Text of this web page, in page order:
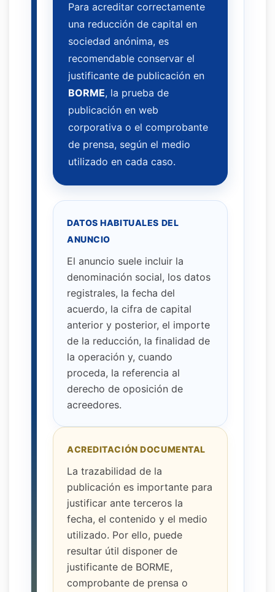
Para acreditar correctamente
una reducción de capital en
sociedad anónima, es
recomendable conservar el
justificante de publicación en
BORME, la prueba de
publicación en web
corporativa o el comprobante
de prensa, según el medio
utilizado en cada caso.
DATOS HABITUALES DEL
ANUNCIO
El anuncio suele incluir la
denominación social, los datos
registrales, la fecha del
acuerdo, la cifra de capital
anterior y posterior, el importe
de la reducción, la finalidad de
la operación y, cuando
proceda, la referencia al
derecho de oposición de
acreedores.
ACREDITACIÓN DOCUMENTAL
La trazabilidad de la
publicación es importante para
justificar ante terceros la
fecha, el contenido y el medio
utilizado. Por ello, puede
resultar útil disponer de
justificante de BORME,
comprobante de prensa o